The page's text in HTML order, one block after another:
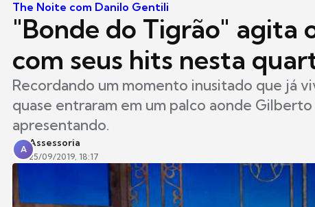
The Noite com Danilo Gentili
"Bonde do Tigrão" agita
com seus hits nesta
Recordando um momento inusitado que já
quase entraram em um palco aonde Gilberto
apresentando.
A
Assessoria
25/09/2019, 18:17